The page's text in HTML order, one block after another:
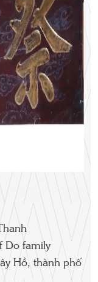
Do family
Hồ, thành phố